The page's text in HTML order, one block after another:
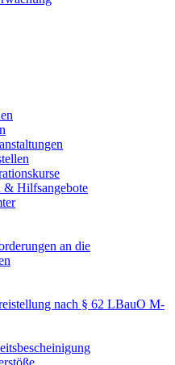
& Hilfsangebote
an die
nach § 62 LBauO M-